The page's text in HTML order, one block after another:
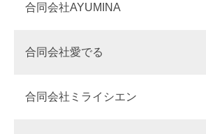
合同会社AYUMINA
合同会社愛でる
合同会社ミライシエン